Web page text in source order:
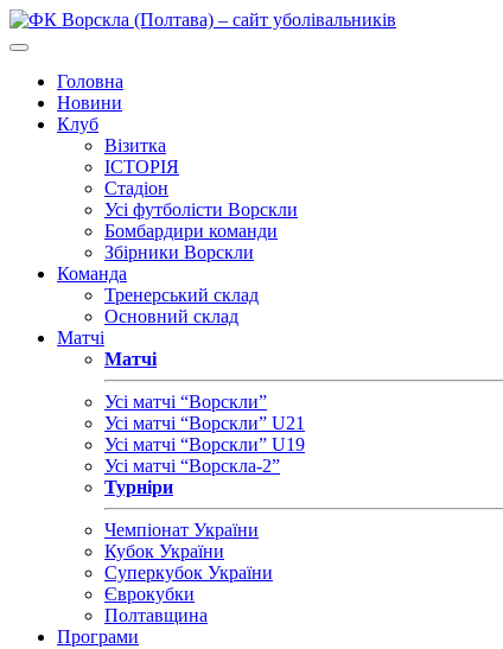
Головна
Новини
Клуб
Візитка
ІСТОРІЯ
Стадіон
Усі футболісти Ворскли
Бомбардири команди
Збірники Ворскли
Команда
Тренерський склад
Основний склад
Матчі
Матчі
Усі матчі “Ворскли”
Усі матчі “Ворскли” U21
Усі матчі “Ворскли” U19
Усі матчі “Ворскла-2”
Турніри
Чемпіонат України
Кубок України
Суперкубок України
Єврокубки
Полтавщина
Програми